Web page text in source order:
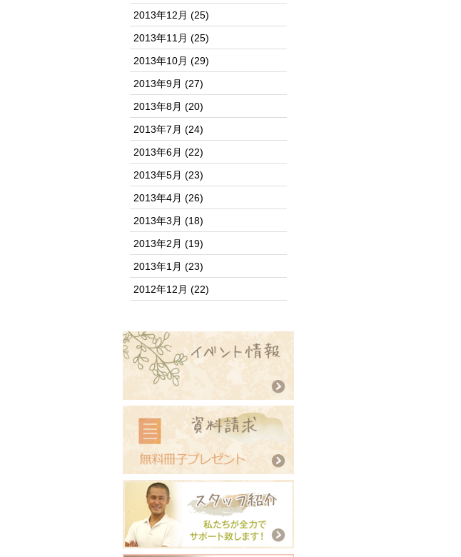
2013年12月 (25)
2013年11月 (25)
2013年10月 (29)
2013年9月 (27)
2013年8月 (20)
2013年7月 (24)
2013年6月 (22)
2013年5月 (23)
2013年4月 (26)
2013年3月 (18)
2013年2月 (19)
2013年1月 (23)
2012年12月 (22)